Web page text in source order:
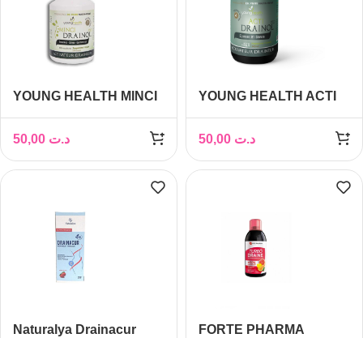
YOUNG HEALTH MINCI
د.ت
YOUNG HEALTH ACTI
د.ت
Naturalya Drainacur
FORTE PHARMA